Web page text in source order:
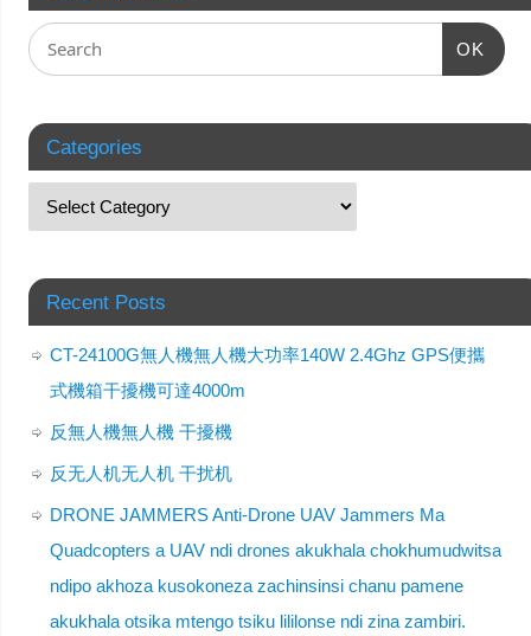
OK
Categories
Recent Posts
CT-24100G無人機無人機大功率140W 2.4Ghz GPS便攜
式機箱干擾機可達4000m
反無人機無人機 干擾機
反无人机无人机 干扰机
DRONE JAMMERS Anti-Drone UAV Jammers Ma
Quadcopters a UAV ndi drones akukhala chokhumudwitsa
ndipo akhoza kusokoneza zachinsinsi chanu pamene
akukhala otsika mtengo tsiku lililonse ndi zina zambiri.